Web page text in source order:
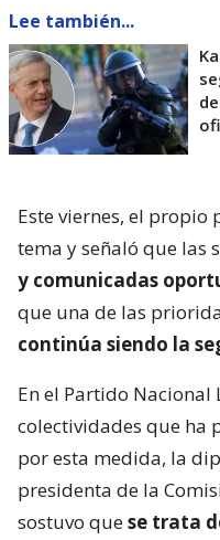
Lee también...
Este viernes, el propio
tema y señaló que las
y comunicadas
que una de las
continúa siendo la
En el Partido
colectividades que ha
por esta medida, la
presidenta de la
sostuvo quese trata